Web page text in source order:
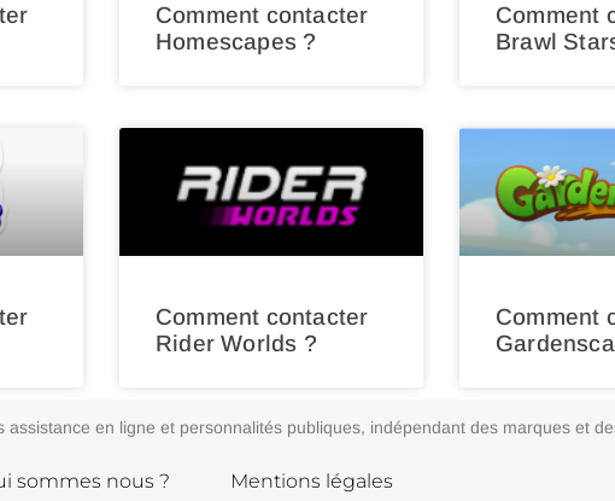
Comment contacter
Homescapes ?
Comment
Brawl
Comment contacter
Rider Worlds ?
Comment
assistance en ligne et personnalités publiques, indépendant des marques et
sommes nous ? Mentions légales